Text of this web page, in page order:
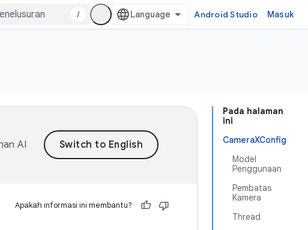
/ Android Studio Masuk
Pada halaman
ini
CameraXConfig
Model
Penggunaan
Pembatas
Kamera
Thread
AI
Apakah informasi ini membantu?